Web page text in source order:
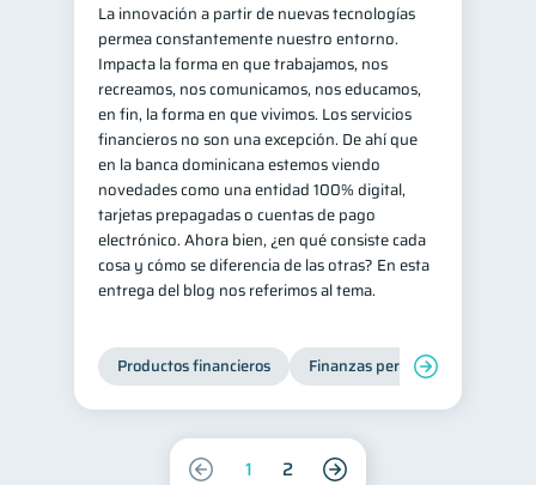
La innovación a partir de nuevas tecnologías
permea constantemente nuestro entorno.
Impacta la forma en que trabajamos, nos
recreamos, nos comunicamos, nos educamos,
en fin, la forma en que vivimos. Los servicios
financieros no son una excepción. De ahí que
en la banca dominicana estemos viendo
novedades como una entidad 100% digital,
tarjetas prepagadas o cuentas de pago
electrónico. Ahora bien, ¿en qué consiste cada
cosa y cómo se diferencia de las otras? En esta
entrega del blog nos referimos al tema.
Productos financieros Finanzas personales
1 2